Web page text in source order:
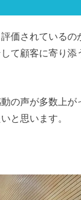
価されているの
て顧客に寄り添
の声が多数上が
と思います。